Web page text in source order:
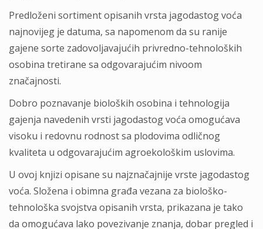
Predloženi sortiment opisanih vrsta jagodastog voća
najnovijeg je datuma, sa napomenom da su ranije
gajene sorte zadovoljavajućih privredno-tehnoloških
osobina tretirane sa odgovarajućim nivoom
značajnosti.
Dobro poznavanje bioloških osobina i tehnologija
gajenja navedenih vrsti jagodastog voća omogućava
visoku i redovnu rodnost sa plodovima odličnog
kvaliteta u odgovarajućim agroekološkim uslovima.
U ovoj knjizi opisane su najznačajnije vrste jagodastog
voća. Složena i obimna građa vezana za biološko-
tehnološka svojstva opisanih vrsta, prikazana je tako
da omogućava lako povezivanje znanja, dobar pregled i